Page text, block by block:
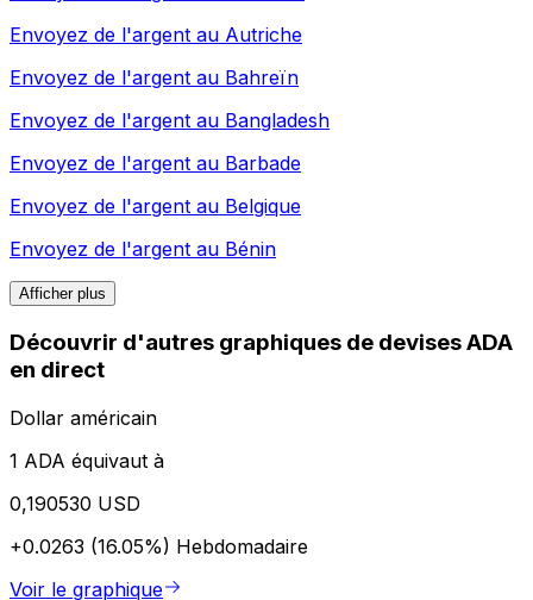
Envoyez de l'argent au Autriche
Envoyez de l'argent au Bahreïn
Envoyez de l'argent au Bangladesh
Envoyez de l'argent au Barbade
Envoyez de l'argent au Belgique
Envoyez de l'argent au Bénin
Afficher plus
Découvrir d'autres graphiques de devises ADA
en direct
Dollar américain
1 ADA équivaut à
0,190530 USD
+0.0263 (16.05%) Hebdomadaire
Voir le graphique